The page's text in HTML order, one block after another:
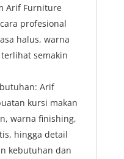
Arif Furniture
profesional
halus, warna
semakin
Arif
kursi makan
warna finishing,
hingga detail
kebutuhan dan